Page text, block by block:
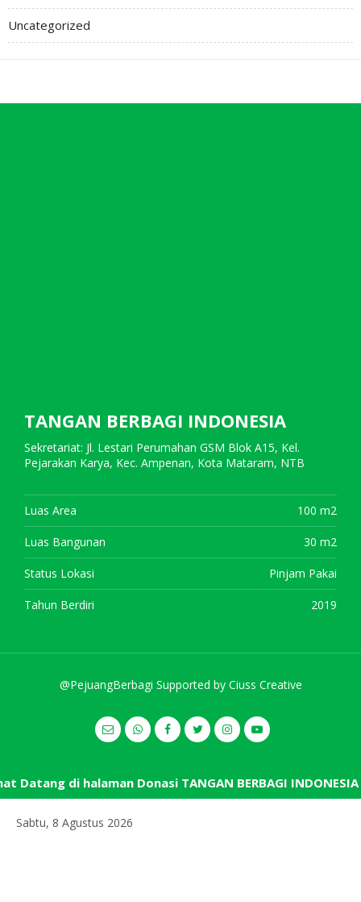
Sabtu, 8 Agustus 2026
Uncategorized
TANGAN BERBAGI INDONESIA
Sekretariat: Jl. Lestari Perumahan GSM Blok A15, Kel.
Pejarakan Karya, Kec. Ampenan, Kota Mataram, NTB
Luas Area 100 m2
Luas Bangunan 30 m2
Status Lokasi Pinjam Pakai
Tahun Berdiri 2019
@PejuangBerbagi Supported by Ciuss Creative
Datang di halaman Donasi TANGAN BERBAGI INDONESIA